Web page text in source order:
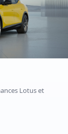
Lotus et